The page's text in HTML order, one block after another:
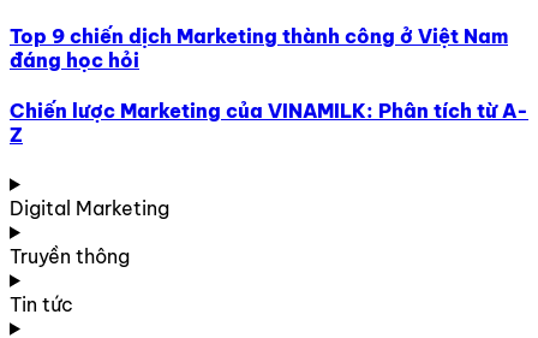
Top 9 chiến dịch Marketing thành công ở Việt Nam
đáng học hỏi
Chiến lược Marketing của VINAMILK: Phân tích từ A-
Z
Digital Marketing
Truyền thông
Tin tức